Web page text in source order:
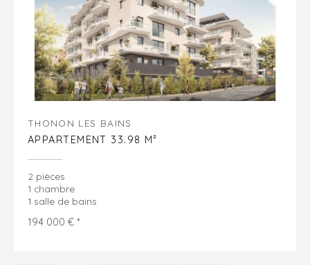
THONON LES BAINS
APPARTEMENT 33.98 M²
2 pièces
1 chambre
1 salle de bains
194 000 € *